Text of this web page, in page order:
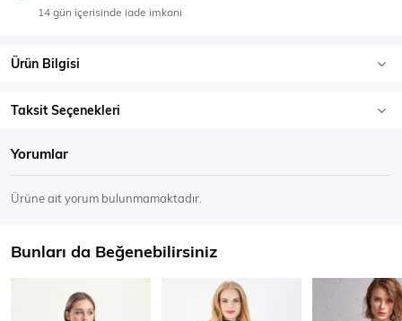
14 gün içerisinde iade imkanı
Ürün Bilgisi
Taksit Seçenekleri
Yorumlar
Ürüne ait yorum bulunmamaktadır.
Bunları da Beğenebilirsiniz